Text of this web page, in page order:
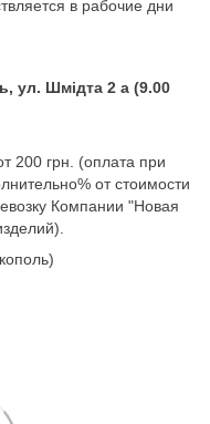
в рабочие дни
ул. Шмідта 2 а (9.00
200 грн. (оплата при
от стоимости
Компании "Новая